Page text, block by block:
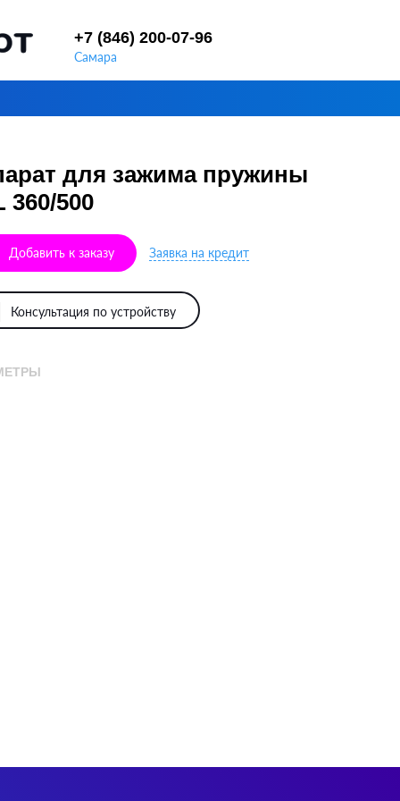
+7 (846) 200-07-96
Самара
для зажима пружины
360/500
Добавить к заказу Заявка на кредит
Консультация по устройству